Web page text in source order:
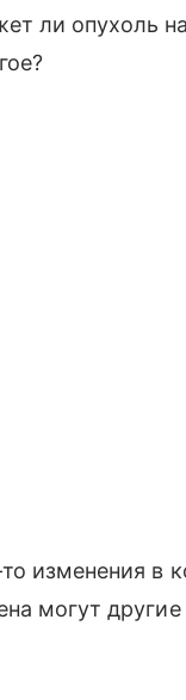
ли опухоль
изменения в
могут